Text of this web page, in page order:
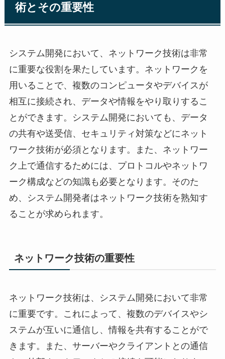
術とその重要性
システム開発において、ネットワーク技術は非常
に重要な役割を果たしています。ネットワークを
用いることで、複数のコンピュータやデバイスが
相互に接続され、データや情報をやり取りするこ
とができます。システム開発においても、データ
の共有や送受信、セキュリティ対策などにネット
ワーク技術が必須となります。また、ネットワー
ク上で通信するためには、プロトコルやネットワ
ーク構成などの知識も必要となります。そのた
め、システム開発者はネットワーク技術を熟知す
ることが求められます。
ネットワーク技術の重要性
ネットワーク技術は、システム開発において非常
に重要です。これによって、複数のデバイスやシ
ステムが互いに通信し、情報を共有することがで
きます。また、サーバーやクライアントとの通信